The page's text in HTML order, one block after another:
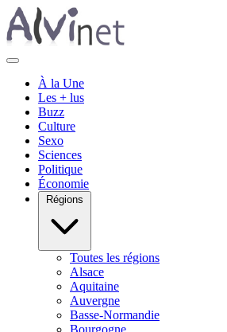
À la Une
Les + lus
Buzz
Culture
Sexo
Sciences
Politique
Économie
Régions
Toutes les régions
Alsace
Aquitaine
Auvergne
Basse-Normandie
Bourgogne